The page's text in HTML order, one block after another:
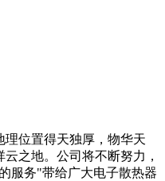
理位置得天独厚，物华天
之地。公司将不断努力，
服务"带给广大电子散热器